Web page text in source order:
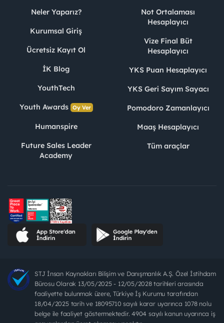
Neler Yaparız?
Kurumsal Giriş
Ücretsiz Kayıt Ol
İK Blog
YouthTech
Youth Awards Oy Ver
Humanspire
Future Sales Leader
Academy
Not Ortalaması
Hesaplayıcı
Vize Final Büt
Hesaplayıcı
YKS Puan Hesaplayıcı
YKS Geri Sayım Sayacı
Pomodoro Zamanlayıcı
Maaş Hesaplayıcı
Tüm araçlar
STJ İnsan Kaynakları Bilişim ve Danışmanlık A.Ş. Özel İstihdam
Bürosu Olarak 13/05/2025 - 12/05/2028 tarihleri arasında
faaliyette bulunmak üzere, Türkiye İş Kurumu tarafından
18/04/2025 tarih ve 18095710 sayılı karar uyarınca 1078 nolu
belge ile faaliyet göstermektedir. 4904 sayılı kanun uyarınca iş